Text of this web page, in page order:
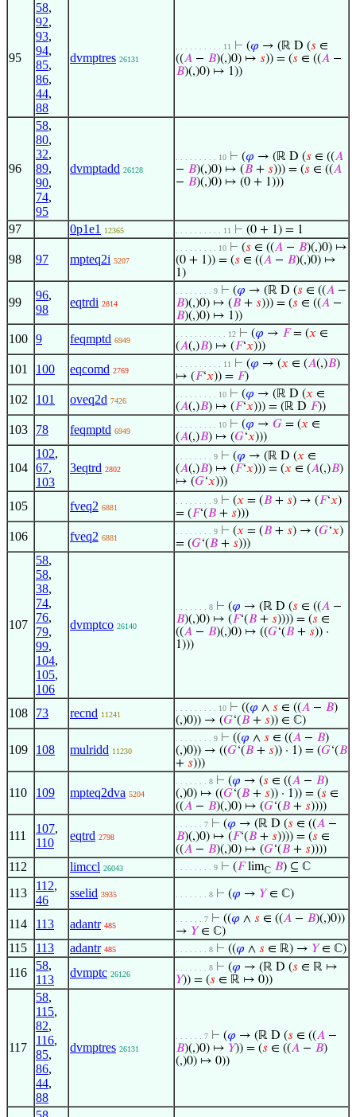
95
58,
92,
93,
94,
85,
86,
44,
88
dvmptres 26131
. . . . . . . . . . 11 ⊢ (𝜑 → (ℝ D (𝑠 ∈
((𝐴 − 𝐵)(,)0) ↦ 𝑠)) = (𝑠 ∈ ((𝐴 −
𝐵)(,)0) ↦ 1))
96
58,
80,
32,
89,
90,
74,
95
dvmptadd 26128
. . . . . . . . . 10 ⊢ (𝜑 → (ℝ D (𝑠 ∈ ((𝐴
− 𝐵)(,)0) ↦ (𝐵 + 𝑠))) = (𝑠 ∈ ((𝐴
− 𝐵)(,)0) ↦ (0 + 1)))
97 0p1e1 12365 . . . . . . . . . . 11 ⊢ (0 + 1) = 1
98 97 mpteq2i 5207
. . . . . . . . . 10 ⊢ (𝑠 ∈ ((𝐴 − 𝐵)(,)0) ↦
(0 + 1)) = (𝑠 ∈ ((𝐴 − 𝐵)(,)0) ↦
1)
99
96,
98
eqtrdi 2814
. . . . . . . . 9 ⊢ (𝜑 → (ℝ D (𝑠 ∈ ((𝐴 −
𝐵)(,)0) ↦ (𝐵 + 𝑠))) = (𝑠 ∈ ((𝐴 −
𝐵)(,)0) ↦ 1))
100 9 feqmptd 6949
. . . . . . . . . . . 12 ⊢ (𝜑 → 𝐹= (𝑥 ∈
(𝐴(,)𝐵) ↦ (𝐹‘𝑥)))
101 100 eqcomd 2769
. . . . . . . . . . 11 ⊢ (𝜑 → (𝑥 ∈ (𝐴(,)𝐵)
↦ (𝐹‘𝑥)) = 𝐹)
102 101 oveq2d 7426
. . . . . . . . . 10 ⊢ (𝜑 → (ℝ D (𝑥 ∈
(𝐴(,)𝐵) ↦ (𝐹‘𝑥))) = (ℝ D 𝐹))
103 78 feqmptd 6949
. . . . . . . . . 10 ⊢ (𝜑 → 𝐺 = (𝑥 ∈
(𝐴(,)𝐵) ↦ (𝐺‘𝑥)))
104
102,
67,
103
3eqtrd 2802
. . . . . . . . 9 ⊢ (𝜑 → (ℝ D (𝑥 ∈
(𝐴(,)𝐵) ↦ (𝐹‘𝑥))) = (𝑥 ∈ (𝐴(,)𝐵)
↦ (𝐺‘𝑥)))
105 fveq2 6881
. . . . . . . . 9 ⊢ (𝑥 = (𝐵 + 𝑠) → (𝐹‘𝑥)
= (𝐹‘(𝐵 + 𝑠)))
106 fveq2 6881
. . . . . . . . 9 ⊢ (𝑥 = (𝐵 + 𝑠) → (𝐺‘𝑥)
= (𝐺‘(𝐵 + 𝑠)))
107
58,
58,
38,
74,
76,
79,
99,
104,
105,
106
dvmptco 26140
. . . . . . . 8 ⊢ (𝜑 → (ℝ D (𝑠 ∈ ((𝐴 −
𝐵)(,)0) ↦ (𝐹‘(𝐵 + 𝑠)))) = (𝑠 ∈
((𝐴 − 𝐵)(,)0) ↦ ((𝐺‘(𝐵 + 𝑠)) ·
1)))
108 73 recnd 11241
. . . . . . . . . 10 ⊢ ((𝜑 ∧ 𝑠 ∈ ((𝐴 − 𝐵)
(,)0)) → (𝐺‘(𝐵 + 𝑠)) ∈ ℂ)
109 108 mulridd 11230
. . . . . . . . 9 ⊢ ((𝜑 ∧ 𝑠 ∈ ((𝐴 − 𝐵)
(,)0)) → ((𝐺‘(𝐵 + 𝑠)) · 1) = (𝐺‘(𝐵
+ 𝑠)))
110 109 mpteq2dva 5204
. . . . . . . 8 ⊢ (𝜑 → (𝑠 ∈ ((𝐴 − 𝐵)
(,)0) ↦ ((𝐺‘(𝐵 + 𝑠)) · 1)) = (𝑠 ∈
((𝐴 − 𝐵)(,)0) ↦ (𝐺‘(𝐵 + 𝑠))))
111
107,
110
eqtrd 2798
. . . . . . 7 ⊢ (𝜑 → (ℝ D (𝑠 ∈ ((𝐴 −
𝐵)(,)0) ↦ (𝐹‘(𝐵 + 𝑠)))) = (𝑠 ∈
((𝐴 − 𝐵)(,)0) ↦ (𝐺‘(𝐵 + 𝑠))))
112 limccl 26043 . . . . . . . . 9 ⊢ (𝐹limℂ 𝐵) ⊆ ℂ
113
112,
46
sselid 3935 . . . . . . . 8 ⊢ (𝜑 → 𝑌∈ ℂ)
114 113 adantr 485
. . . . . . 7 ⊢ ((𝜑 ∧ 𝑠 ∈ ((𝐴 − 𝐵)(,)0))
→ 𝑌∈ ℂ)
115 113 adantr 485 . . . . . . . 8 ⊢ ((𝜑 ∧ 𝑠 ∈ ℝ) → 𝑌∈ ℂ)
116
58,
113
dvmptc 26126
. . . . . . . 8 ⊢ (𝜑 → (ℝ D (𝑠 ∈ ℝ ↦
𝑌)) = (𝑠 ∈ ℝ ↦ 0))
117
58,
115,
82,
116,
85,
86,
44,
88
dvmptres 26131
. . . . . . 7 ⊢ (𝜑 → (ℝ D (𝑠 ∈ ((𝐴 −
𝐵)(,)0) ↦ 𝑌)) = (𝑠 ∈ ((𝐴 − 𝐵)
(,)0) ↦ 0))